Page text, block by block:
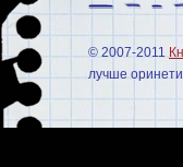
© 2007-2011
лучше